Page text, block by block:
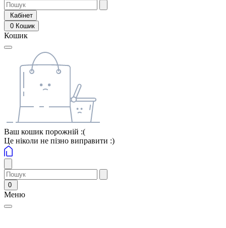
Кабінет
0 Кошик
Кошик
Ваш кошик порожній :(
Це ніколи не пізно виправити :)
0
Меню